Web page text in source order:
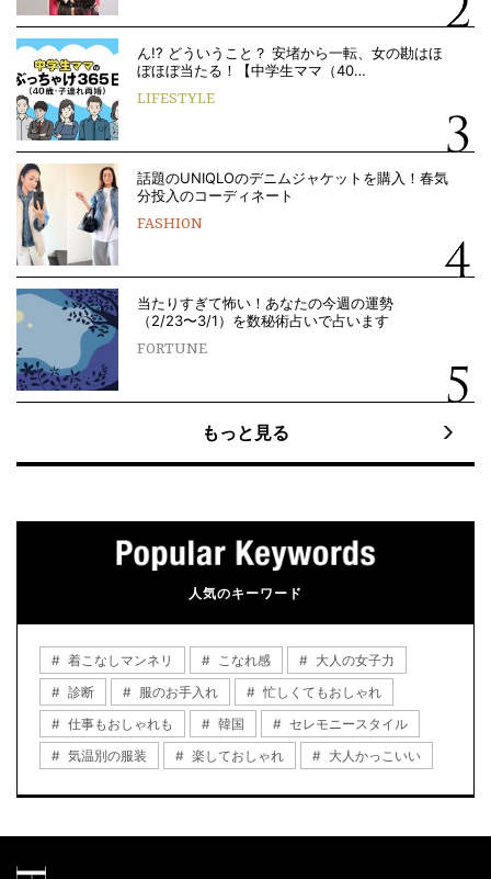
ん!? どういうこと？ 安堵から一転、女の勘はほ
ぼほぼ当たる！【中学生ママ（40…
LIFESTYLE
話題のUNIQLOのデニムジャケットを購入！春気
分投入のコーディネート
FASHION
当たりすぎて怖い！あなたの今週の運勢
（2/23〜3/1）を数秘術占いで占います
FORTUNE
もっと見る
人気のキーワード
着こなしマンネリ こなれ感
大人の女子力
診断
服のお手入れ
忙しくてもおしゃれ
仕事もおしゃれも
韓国
セレモニースタイル
気温別の服装
楽しておしゃれ 大人かっこいい